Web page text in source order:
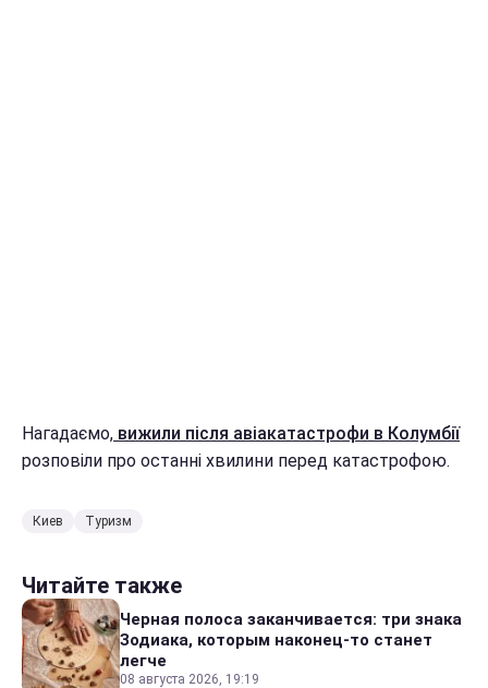
Нагадаємо, вижили після авіакатастрофи в Колумбії
розповіли про останні хвилини перед катастрофою.
Киев Туризм
Читайте также
Черная полоса заканчивается: три знака
Зодиака, которым наконец-то станет
легче
08 августа 2026, 19:19